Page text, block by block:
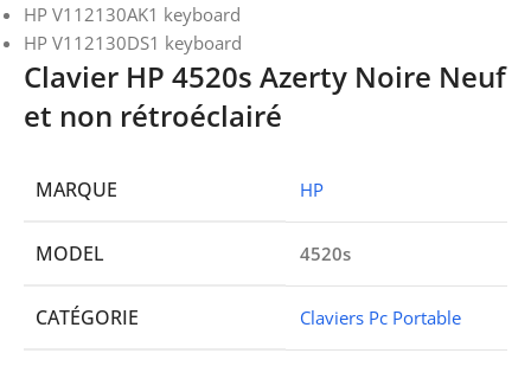
HP V112130AK1 keyboard
HP V112130DS1 keyboard
Clavier HP 4520s Azerty Noire Neuf
et non rétroéclairé
MARQUE HP
MODEL 4520s
CATÉGORIE Claviers Pc Portable